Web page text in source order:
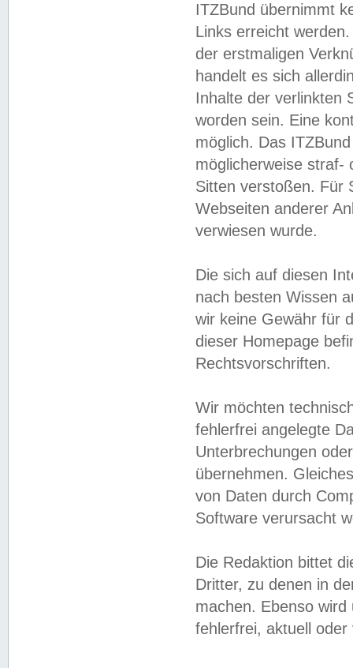
ITZBund übernimmt
Links erreicht
der erstmaligen
handelt es sich
Inhalte der verlinkten
worden sein. Eine
möglich. Das
möglicherweise straf-
Sitten verstoßen. Für
Webseiten anderer
verwiesen wurde.
Die sich auf diesen
nach besten Wissen
wir keine Gewähr für
dieser Homepage
Rechtsvorschriften.
Wir möchten
fehlerfrei angelegte
Unterbrechungen
übernehmen.
von Daten durch
Software verursacht
Die Redaktion bittet
Dritter, zu denen in
machen. Ebenso
fehlerfrei, aktuell oder